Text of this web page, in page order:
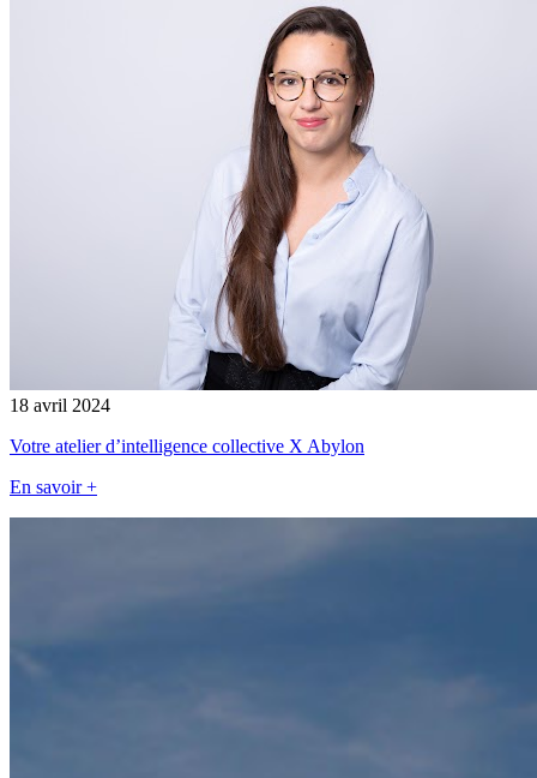
18 avril 2024
Votre atelier d’intelligence collective X Abylon
En savoir +